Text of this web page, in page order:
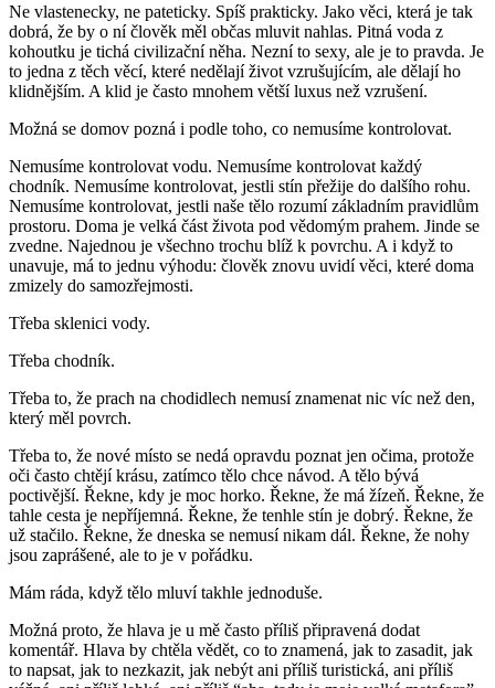
Ne vlastenecky, ne pateticky. Spíš prakticky. Jako věci, která je tak
dobrá, že by o ní člověk měl občas mluvit nahlas. Pitná voda z
kohoutku je tichá civilizační něha. Nezní to sexy, ale je to pravda. Je
to jedna z těch věcí, které nedělají život vzrušujícím, ale dělají ho
klidnějším. A klid je často mnohem větší luxus než vzrušení.
Možná se domov pozná i podle toho, co nemusíme kontrolovat.
Nemusíme kontrolovat vodu. Nemusíme kontrolovat každý
chodník. Nemusíme kontrolovat, jestli stín přežije do dalšího rohu.
Nemusíme kontrolovat, jestli naše tělo rozumí základním pravidlům
prostoru. Doma je velká část života pod vědomým prahem. Jinde se
zvedne. Najednou je všechno trochu blíž k povrchu. A i když to
unavuje, má to jednu výhodu: člověk znovu uvidí věci, které doma
zmizely do samozřejmosti.
Třeba sklenici vody.
Třeba chodník.
Třeba to, že prach na chodidlech nemusí znamenat nic víc než den,
který měl povrch.
Třeba to, že nové místo se nedá opravdu poznat jen očima, protože
oči často chtějí krásu, zatímco tělo chce návod. A tělo bývá
poctivější. Řekne, kdy je moc horko. Řekne, že má žízeň. Řekne, že
tahle cesta je nepříjemná. Řekne, že tenhle stín je dobrý. Řekne, že
už stačilo. Řekne, že dneska se nemusí nikam dál. Řekne, že nohy
jsou zaprášené, ale to je v pořádku.
Mám ráda, když tělo mluví takhle jednoduše.
Možná proto, že hlava je u mě často příliš připravená dodat
komentář. Hlava by chtěla vědět, co to znamená, jak to zasadit, jak
to napsat, jak to nezkazit, jak nebýt ani příliš turistická, ani příliš